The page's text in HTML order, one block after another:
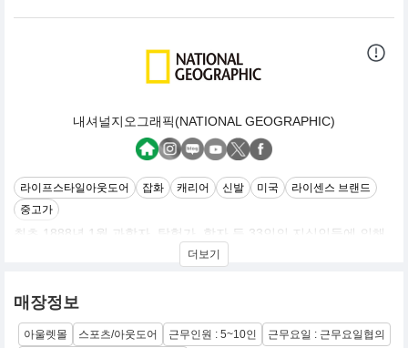
내셔널지오그래픽(NATIONAL GEOGRAPHIC)
라이프스타일아웃도어 잡화 캐리어 신발 미국
라이센스 브랜드
중고가
최초 1888년 1월 과학자, 탐험가, 학자 등 33인의 지식인들에 의해
전세계 최초 한국에서 어패럴 론칭으로 T.P.O에 구애 받지 않으며
하고있습니다.
브랜드 역사성과 디자인적 혁신의 결합인 내셔널지오그래픽 어패럴
에서 의류, 잡화, 신발, 캐리어 외 다양한 상품들을 제안합니다.
더보기
매장정보
아울렛몰 스포츠/아웃도어 근무인원 : 5~10인
근무요일 : 근무요일협의